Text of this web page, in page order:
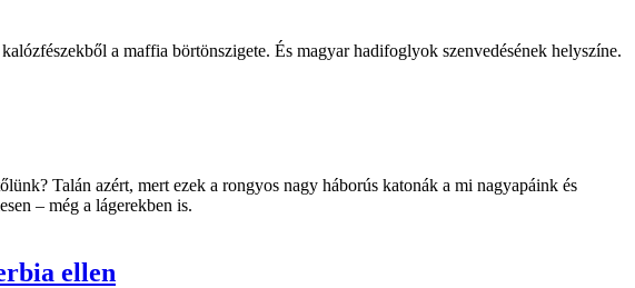
a maffia börtönszigete. És magyar hadifoglyok szenvedésének helyszíne.
Talán azért, mert ezek a rongyos nagy háborús katonák a mi nagyapáink és
– még a lágerekben is.
ellen